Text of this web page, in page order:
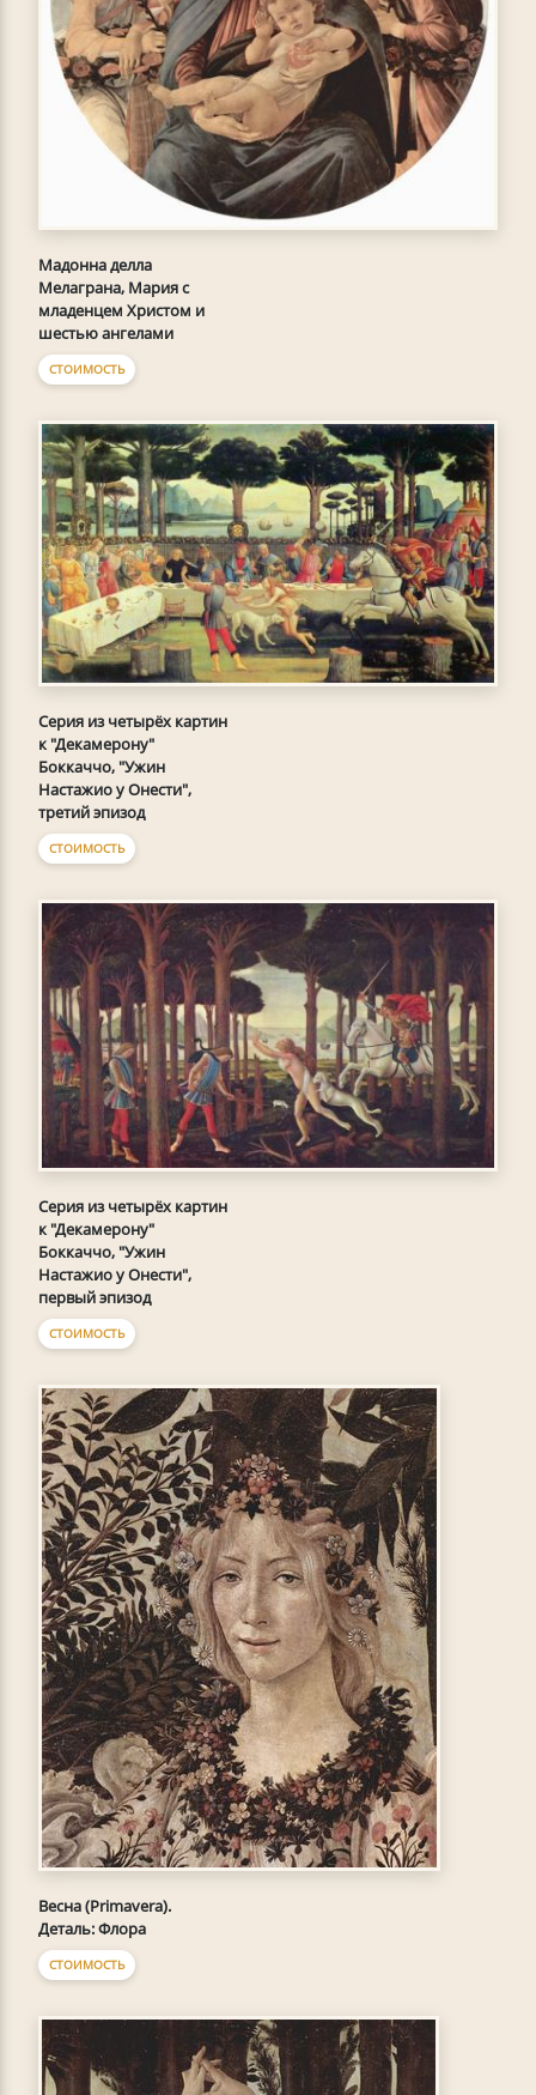
Мадонна делла
Мелаграна, Мария с
младенцем Христом и
шестью ангелами
СТОИМОСТЬ
Серия из четырёх картин
к "Декамерону"
Боккаччо, "Ужин
Настажио у Онести",
третий эпизод
СТОИМОСТЬ
Серия из четырёх картин
к "Декамерону"
Боккаччо, "Ужин
Настажио у Онести",
первый эпизод
СТОИМОСТЬ
Весна (Primavera).
Деталь: Флора
СТОИМОСТЬ